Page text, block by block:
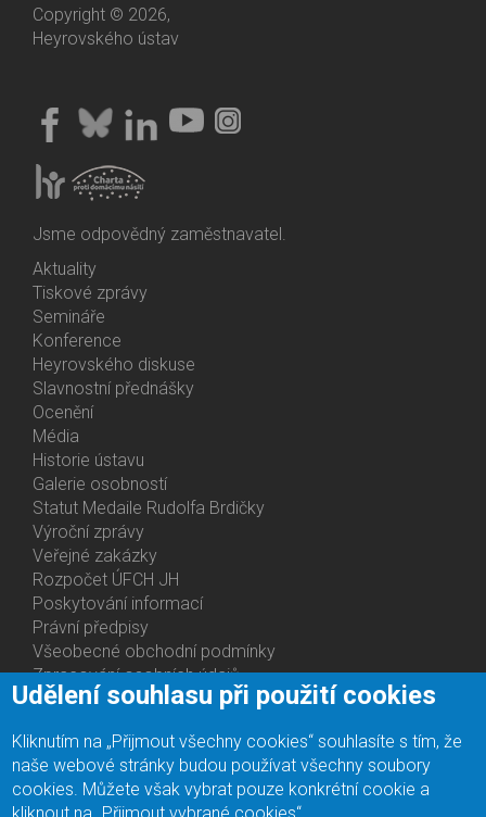
Copyright © 2026,
Heyrovského ústav
Jsme odpovědný zaměstnavatel.
Bottom
Menu
Activities
Aktuality
Tiskové zprávy
Semináře
Konference
Heyrovského diskuse
Slavnostní přednášky
Ocenění
Média
Historie ústavu
Galerie osobností
Statut Medaile Rudolfa Brdičky
Bottom
Menu
About
Us
Výroční zprávy
Veřejné zakázky
Rozpočet ÚFCH JH
Poskytování informací
Právní předpisy
Všeobecné obchodní podmínky
Zpracování osobních údajů
Prohlášení o přístupnosti
Bottom
Menu
Contacts
Oddělení
Centra
Ph.D studia
Udělení souhlasu při použití cookies
Kliknutím na „Přijmout všechny cookies“ souhlasíte s tím, že
naše webové stránky budou používat všechny soubory
cookies. Můžete však vybrat pouze konkrétní cookie a